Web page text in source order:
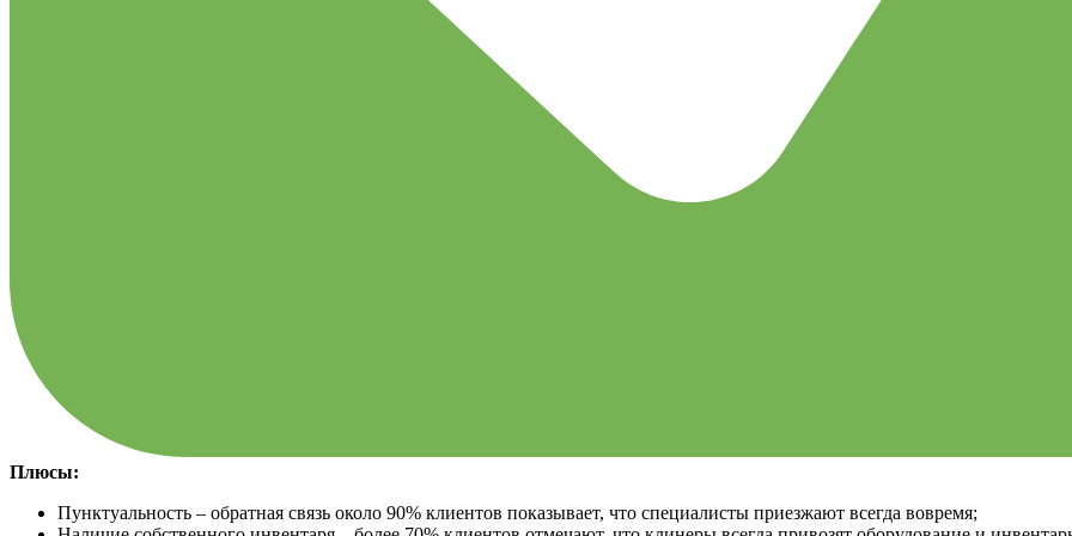
Плюсы:
Пунктуальность – обратная связь около 90% клиентов показывает, что специалисты приезжают всегда вовремя;